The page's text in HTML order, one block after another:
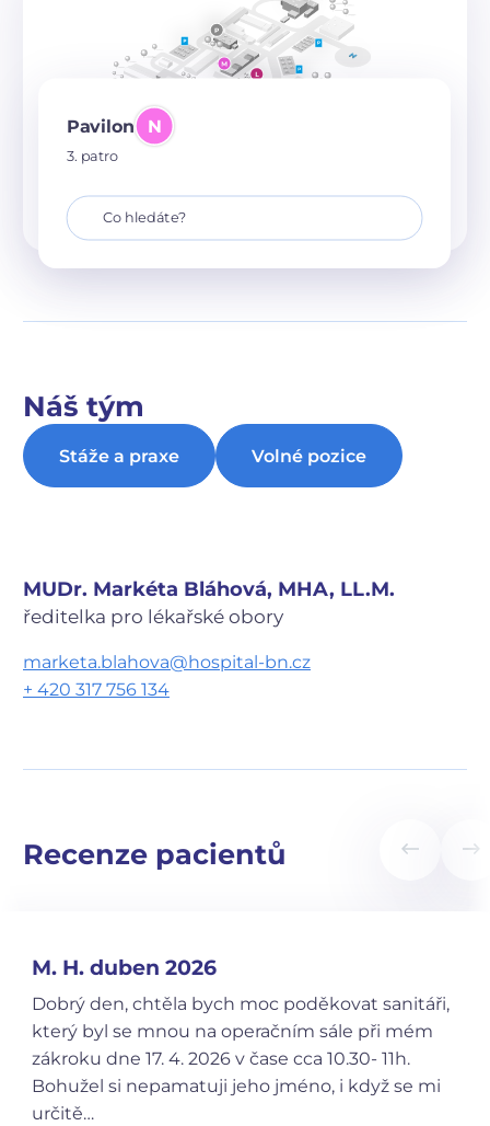
Pavilon N
3. patro
Náš tým
Stáže a praxe Volné pozice
MUDr. Markéta Bláhová, MHA, LL.M.
ředitelka pro lékařské obory
marketa.blahova@hospital-bn.cz
+ 420 317 756 134
Recenze pacientů
M. H. duben 2026
Dobrý den, chtěla bych moc poděkovat sanitáři,
který byl se mnou na operačním sále při mém
zákroku dne 17. 4. 2026 v čase cca 10.30- 11h.
Bohužel si nepamatuji jeho jméno, i když se mi
určitě…